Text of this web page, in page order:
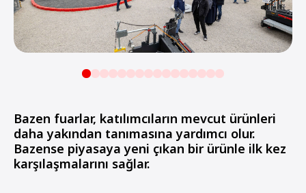
Bazen fuarlar, katılımcıların mevcut ürünleri
daha yakından tanımasına yardımcı olur.
Bazense piyasaya yeni çıkan bir ürünle ilk kez
karşılaşmalarını sağlar.